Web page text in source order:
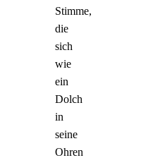
Stimme,
die
sich
wie
ein
Dolch
in
seine
Ohren